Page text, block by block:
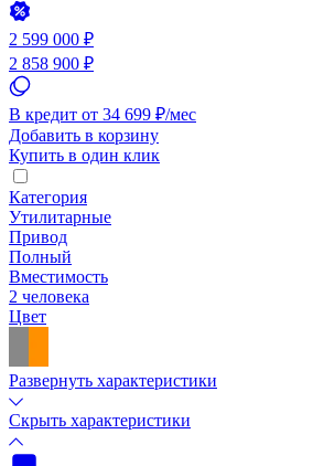
2 599 000 ₽
2 858 900 ₽
В кредит от 34 699 ₽/мес
Добавить в корзину
Купить в один клик
Категория
Утилитарные
Привод
Полный
Вместимость
2 человека
Цвет
Развернуть характеристики
Скрыть характеристики